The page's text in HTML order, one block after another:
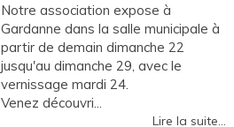
Notre association expose à
Gardanne dans la salle municipale à
partir de demain dimanche 22
jusqu'au dimanche 29, avec le
vernissage mardi 24.
Venez découvri...
Lire la suite...